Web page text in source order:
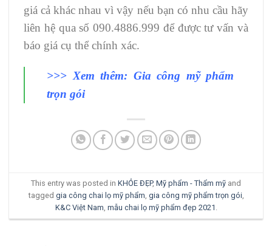
giá cả khác nhau vì vậy nếu bạn có nhu cầu hãy
liên hệ qua số 090.4886.999 để được tư vấn và
báo giá cụ thể chính xác.
>>> Xem thêm: Gia công mỹ phẩm
trọn gói
This entry was posted in KHỎE ĐẸP, Mỹ phẩm - Thẩm mỹ and
tagged gia công chai lọ mỹ phẩm gia công mỹ phẩm trọn gói
K&C Việt Nam mẫu chai lọ mỹ phẩm đẹp 2021